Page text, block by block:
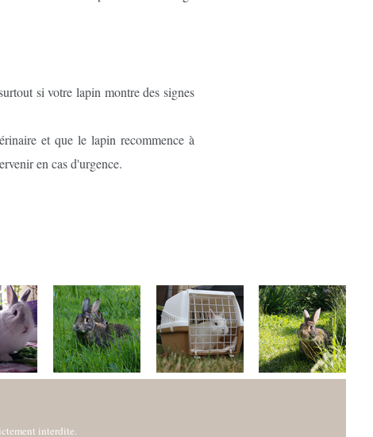
si votre lapin montre des signes
et que le lapin recommence à
en cas d'urgence.
interdite.